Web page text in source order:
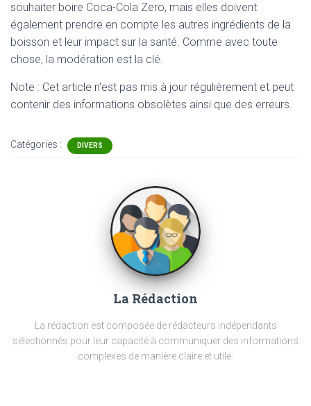
souhaiter boire Coca-Cola Zero, mais elles doivent
également prendre en compte les autres ingrédients de la
boisson et leur impact sur la santé. Comme avec toute
chose, la modération est la clé.
Note : Cet article n'est pas mis à jour régulièrement et peut
contenir des informations obsolètes ainsi que des erreurs.
Catégories : DIVERS
La Rédaction
La rédaction est composée de rédacteurs indépendants
sélectionnés pour leur capacité à communiquer des informations
complexes de manière claire et utile.